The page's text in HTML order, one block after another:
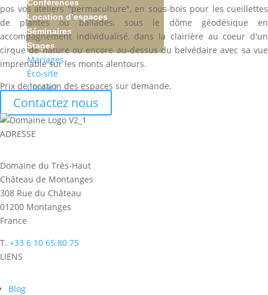
Conférences
Location d’espaces
Séminaires
Stages
Mariages
Éco-site
Contact
pos vos ateliers "permaculture", en sous-bois pour les cueillettes
de plantes ou ballades, sous le dôme géodésique en
accompagnement individualisé, dans la clairière au coeur d'un
cirque de nature ou encore au-dessus du belvédaire avec sa vue
imprenable sur les monts alentours.
Prix de location des espaces sur demande.
Contactez nous
ADRESSE
Domaine du Très-Haut
Château de Montanges
308 Rue du Château
01200 Montanges
France
T. +33 6 10 65 80 75
LIENS
Blog